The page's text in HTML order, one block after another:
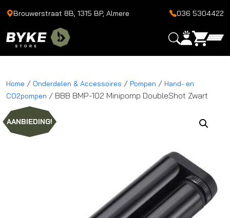
Brouwerstraat 8B, 1315 BP, Almere 036 5304422
Home / Onderdelen & Accessoires / Pompen / Hand- en
CO2pompen / BBB BMP-102 Minipomp DoubleShot Zwart
AANBIEDING!